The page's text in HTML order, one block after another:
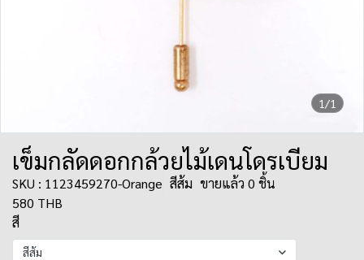
1/1
เข็มกลัดดอกกล้วยไม้เดนโดรเบียม
SKU : 1123459270-Orange สีส้ม ขายแล้ว 0 ชิ้น
580 THB
สี
สีส้ม